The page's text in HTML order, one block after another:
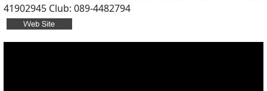
41902945 Club: 089-4482794